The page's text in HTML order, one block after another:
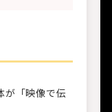
が「映像で伝